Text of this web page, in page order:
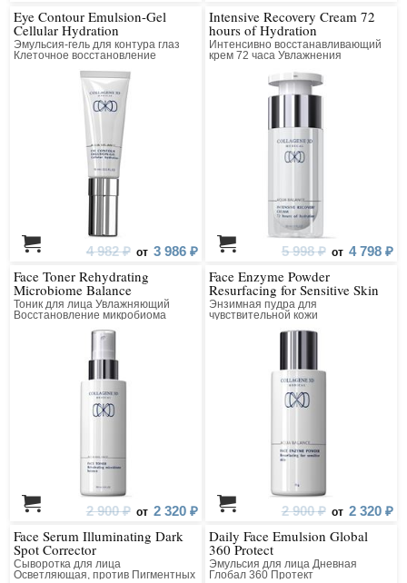
Eye Contour Emulsion-Gel
Cellular Hydration
Эмульсия-гель для контура глаз
Клеточное восстановление
4 982 ₽ от 3 986 ₽
Intensive Recovery Cream 72
hours of Hydration
Интенсивно восстанавливающий
крем 72 часа Увлажнения
5 998 ₽ от 4 798 ₽
Face Toner Rehydrating
Microbiome Balance
Тоник для лица Увлажняющий
Восстановление микробиома
2 900 ₽ от 2 320 ₽
Face Enzyme Powder
Resurfacing for Sensitive Skin
Энзимная пудра для
чувствительной кожи
2 900 ₽ от 2 320 ₽
Face Serum Illuminating Dark
Spot Corrector
Сыворотка для лица
Осветляющая, против Пигментных
Daily Face Emulsion Global
360 Protect
Эмульсия для лица Дневная
Глобал 360 Протект